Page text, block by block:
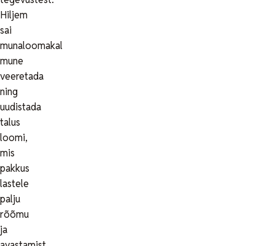
Hiljem
sai
munaloomakal
mune
veeretada
ning
uudistada
talus
loomi,
mis
pakkus
lastele
palju
rõõmu
ja